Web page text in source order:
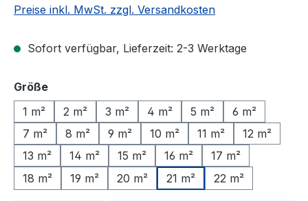
Preise inkl. MwSt. zzgl. Versandkosten
Sofort verfügbar, Lieferzeit: 2-3 Werktage
Größeauswählen
1 m²
2 m² 3 m² 4 m² 5 m²
6 m²
7 m²
8 m² 9 m² 10 m² 11 m²
12 m²
13 m²
14 m² 15 m² 16 m²
17 m²
18 m²
19 m² 20 m² 21 m² 22 m²